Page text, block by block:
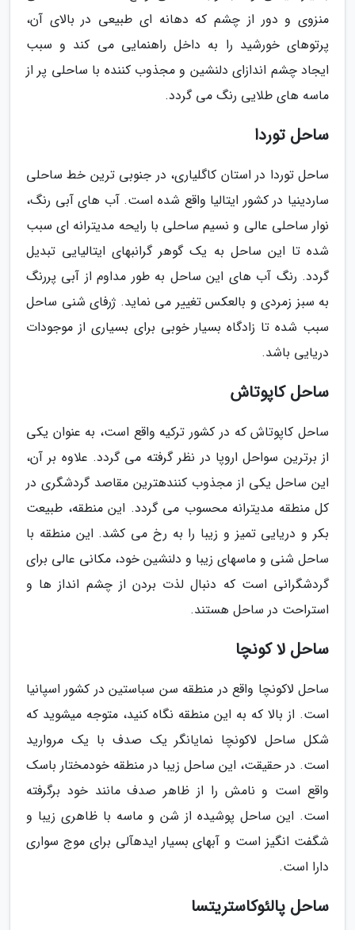
منزوی و دور از چشم که دهانه­ ای طبیعی در بالای آن،
پرتوهای خورشید را به داخل راهنمایی می­ کند و سبب
ایجاد چشم انداز­ای دلنشین و مجذوب کننده با ساحلی پر از
ماسه ­های طلایی رنگ می ­گردد.
ساحل توردا
ساحل توردا در استان کاگلیاری، در جنوبی ترین خط ساحلی
ساردینیا در کشور ایتالیا واقع شده است. آب های آبی رنگ،
نوار ساحلی عالی و نسیم ساحلی با رایحه مدیترانه ای سبب
شده تا این ساحل به یک گوهر گرانبهای ایتالیایی تبدیل
گردد. رنگ آب های این ساحل به طور مداوم از آبی پررنگ
به سبز زمردی و بالعکس تغییر می نماید. ژرفای شنی ساحل
سبب شده تا زادگاه بسیار خوبی برای بسیاری از موجودات
دریایی باشد.
ساحل کاپوتاش
ساحل کاپوتاش که در کشور ترکیه واقع است، به عنوان یکی
از برترین سواحل اروپا در نظر گرفته می­ گردد. علاوه بر آن،
این ساحل یکی از مجذوب کننده­ترین مقاصد گردشگری در
کل منطقه مدیترانه محسوب می­ گردد. این منطقه، طبیعت
بکر و دریایی تمیز و زیبا را به رخ می­ کشد. این منطقه با
ساحل شنی و ماسه­ای زیبا و دلنشین خود، مکانی عالی برای
گردشگرانی است که دنبال لذت بردن از چشم انداز ها و
استراحت در ساحل هستند.
ساحل لا کونچا
ساحل لاکونچا واقع در منطقه سن سباستین در کشور اسپانیا
است. از بالا که به این منطقه نگاه کنید، متوجه می­شوید که
شکل ساحل لاکونچا نمایانگر یک صدف با یک مروارید
است. در حقیقت، این ساحل زیبا در منطقه خودمختار باسک
واقع است و نامش را از ظاهر صدف مانند خود برگرفته
است. این ساحل پوشیده از شن و ماسه با ظاهری زیبا و
شگفت­ انگیز است و آب­های بسیار ایده­آلی برای موج سواری
دارا است.
ساحل پالئوکاستریتسا